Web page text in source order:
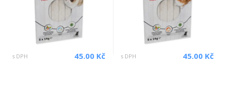
s DPH 45.00 Kč s DPH 45.00 Kč